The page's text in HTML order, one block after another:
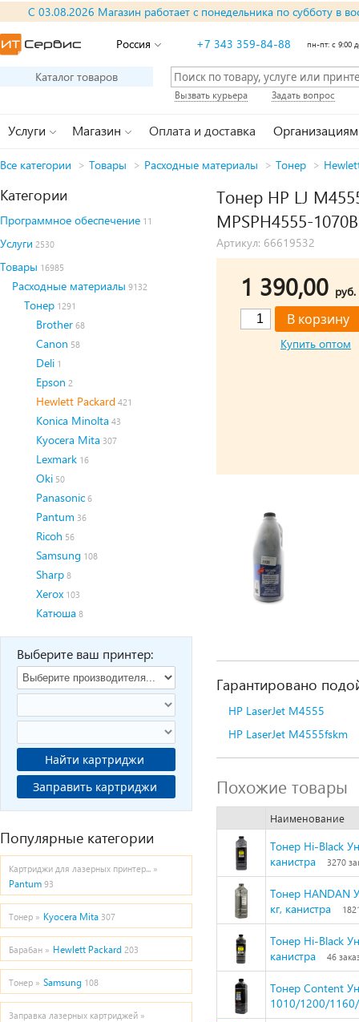
С 03.08.2026 Магазин работает с понедельника по субботу в
Россия +7 343 359-84-88 пн-пт: с 9:00
Каталог товаров
Вызвать курьера Задать вопрос
Услуги Магазин Оплата и доставка Организациям
Все категории > Товары > Расходные материалы > Тонер >
Категории
Программное обеспечение 11
Услуги 2530
Товары 16985
Расходные материалы 9132
Тонер 1291
Brother 68
Canon 58
Deli 1
Epson 2
Hewlett Packard 421
Konica Minolta 43
Kyocera Mita 307
Lexmark 16
Oki 50
Panasonic 6
Pantum 36
Ricoh 56
Samsung 108
Sharp 8
Xerox 103
Катюша 8
Выберите ваш принтер:
Найти картриджи
Заправить картриджи
Популярные категории
Картриджи для лазерных принтер... »
Pantum 93
Тонер » Kyocera Mita 307
Барабан » Hewlett Packard 203
Тонер » Samsung 108
Заправка лазерных картриджей »
Тонер HP LJ
MPSPH4555-1070B
Артикул: 66619532
1 390,00 руб.
Купить оптом
Гарантировано
HP LaserJet M4555
HP LaserJet M4555fskm
Похожие товары
Наименование
Тонер Hi-Black
канистра
3270
Тонер HANDAN
кг, канистра
Тонер Hi-Black
канистра
46
Тонер Content
1010/1200/1160/